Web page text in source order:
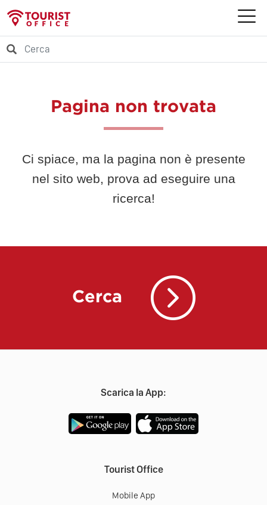
Pagina non trovata
Ci spiace, ma la pagina non è presente
nel sito web, prova ad eseguire una
ricerca!
Cerca
Scarica la App:
Tourist Office
Mobile App